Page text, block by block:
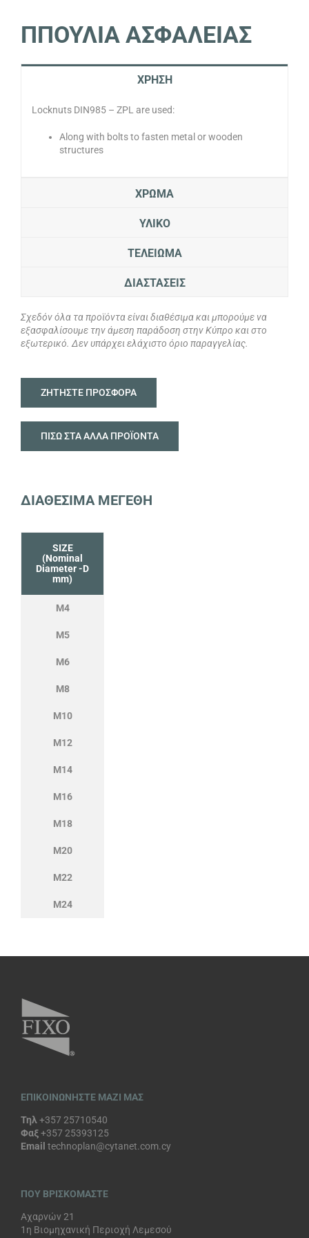
ΠΠΟΥΛΙΑ ΑΣΦΑΛΕΙΑΣ
ΧΡΗΣΗ
Locknuts DIN985 – ZPL are used:
Along with bolts to fasten metal or wooden
structures
ΧΡΩΜΑ
ΥΛΙΚΟ
ΤΕΛΕΙΩΜΑ
ΔΙΑΣΤΑΣΕΙΣ
Σχεδόν όλα τα προϊόντα είναι διαθέσιμα και μπορούμε να
εξασφαλίσουμε την άμεση παράδοση στην Κύπρο και στο
εξωτερικό. Δεν υπάρχει ελάχιστο όριο παραγγελίας.
ΖΗΤΗΣΤΕ ΠΡΟΣΦΟΡΑ
ΠΙΣΩ ΣΤΑ ΑΛΛΑ ΠΡΟΪΟΝΤΑ
ΔΙΑΘΕΣΙΜΑ ΜΕΓΕΘΗ
SIZE
(Nominal
Diameter -D
mm)
M4
M5
M6
M8
M10
M12
M14
M16
M18
M20
M22
M24
ΕΠΙΚΟΙΝΩΝΗΣΤΕ ΜΑΖΙ ΜΑΣ
Τηλ+357 25710540
Φαξ+357 25393125
Email technoplan@cytanet.com.cy
ΠΟΥ ΒΡΙΣΚΟΜΑΣΤΕ
Αχαρνών 21
1η Βιομηχανική Περιοχή Λεμεσού